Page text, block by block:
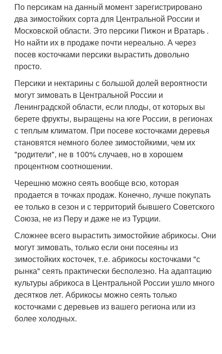
По персикам на данный момент зарегистрировано
два зимостойких сорта для Центральной России и
Московской области. Это персики Пижон и Вратарь .
Но найти их в продаже почти нереально. А через
посев косточками персики вырастить довольно
просто.
Персики и нектарины с большой долей вероятности
могут зимовать в Центральной России и
Ленинградской области, если плоды, от которых вы
берете фрукты, выращены на юге России, в регионах
с теплым климатом. При посеве косточками деревья
становятся немного более зимостойкими, чем их
"родители", не в 100% случаев, но в хорошем
процентном соотношении.
Черешню можно сеять вообще всю, которая
продается в точках продаж. Конечно, лучше покупать
ее только в сезон и с территорий бывшего Советского
Союза, не из Перу и даже не из Турции.
Сложнее всего вырастить зимостойкие абрикосы. Они
могут зимовать, только если они посеяны из
зимостойких косточек, т.е. абрикосы косточками "с
рынка" сеять практически бесполезно. На адаптацию
культуры абрикоса в Центральной России ушло много
десятков лет. Абрикосы можно сеять только
косточками с деревьев из вашего региона или из
более холодных.